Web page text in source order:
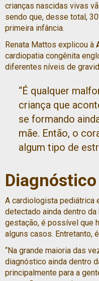
crianças nascidas vivas
sendo que, desse total,
primeira infância.
Renata Mattos explicou à
cardiopatia congênita
diferentes níveis de
“É qualquer
criança que
se formando
mãe. Então, o
algum tipo de
A cardiologista pediátrica
detectado ainda dentro da
gestação, é possível que
alguns casos. Entretanto,
“Na grande maioria das
diagnóstico ainda dentro
principalmente para a